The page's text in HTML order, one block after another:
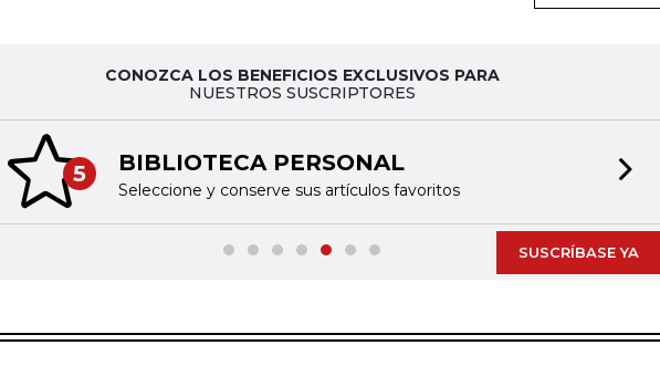
CONOZCA LOS BENEFICIOS EXCLUSIVOS PARA
NUESTROS SUSCRIPTORES
5 BIBLIOTECA PERSONAL
Seleccione y conserve sus artículos favoritos
slide
SUSCRÍBASE YA